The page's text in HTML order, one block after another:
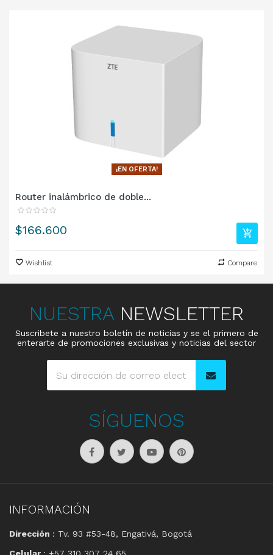
¡EN OFERTA!
Router inalámbrico de doble...
Precio
$166.600
Wishlist Compare
NUESTRA NEWSLETTER
Suscribete a nuestro boletín de noticias y se el primero de
enterarte de promociones exclusivas y noticias del sector
SÍGUENOS
INFORMACIÓN
Dirección : Tv. 93 #53-48, Engativá, Bogotá